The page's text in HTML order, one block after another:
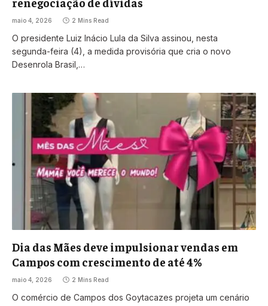
maio 4, 2026 2 Mins Read
O presidente Luiz Inácio Lula da Silva assinou, nesta
segunda-feira (4), a medida provisória que cria o novo
Desenrola Brasil,…
Dia das Mães deve impulsionar vendas em
Campos com crescimento de até 4%
maio 4, 2026 2 Mins Read
O comércio de Campos dos Goytacazes projeta um cenário